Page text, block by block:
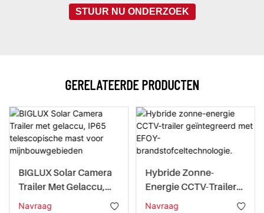
STUUR NU ONDERZOEK
GERELATEERDE PRODUCTEN
BIGLUX Solar Camera
Trailer Met Gelaccu,
IP65 Telescopische
Navraag
Hybride Zonne-
Energie CCTV-Trailer
Geïntegreerd Met
Navraag